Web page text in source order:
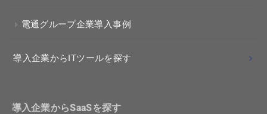
電通グループ企業導入事例
導入企業からITツールを探す
導入企業からSaaSを探す